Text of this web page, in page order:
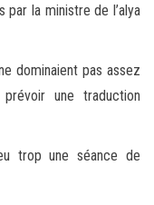
la ministre de l’alya
dominaient pas assez
une traduction
trop une séance de